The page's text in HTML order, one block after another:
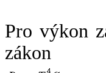
Pro výkon
zákon